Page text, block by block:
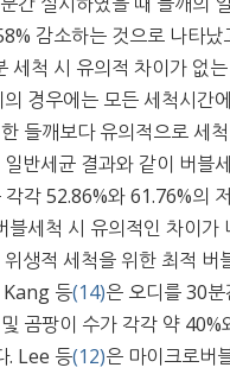
감소하는 것으로 나타났
세척 시 유의적 차이가 없
경우에는 모든 세척시간
들깨보다 유의적으로 세
반세균 결과와 같이 버블
각 52.86%와 61.76%의
블세척 시 유의적인 차이가
생적 세척을 위한 최적 버
Kang 등(14)은 오디를 30
곰팡이 수가 각각 약 40%
. Lee 등(12)은 마이크로버